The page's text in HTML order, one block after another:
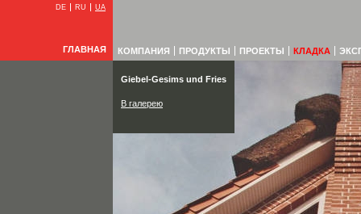
DE RU UA
ГЛАВНАЯ КОМПАНИЯ ПРОДУКТЫ ПРОЕКТЫ КЛАДКА
Giebel-Gesims und Fries
В галерею